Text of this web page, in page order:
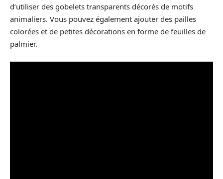
d’utiliser des gobelets transparents décorés de motifs
animaliers. Vous pouvez également ajouter des pailles
colorées et de petites décorations en forme de feuilles de
palmier.